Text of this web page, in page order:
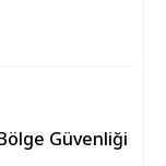
Güvenliği